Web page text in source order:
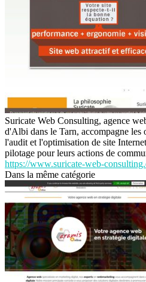
Suricate Web Consulting, agence
d'Albi dans le Tarn, accompagne les
l'audit et l'optimisation de site
pilotage pour leurs actions de
https://www.suricate-web-
Dans la même catégorie